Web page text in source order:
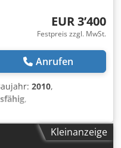
EUR 3’400
Festpreis zzgl. MwSt.
Anrufen
2010,
,
30 10, Maschine mit
Technische Daten:
4,92 m³/min; Motor: 30
Kleinanzeige